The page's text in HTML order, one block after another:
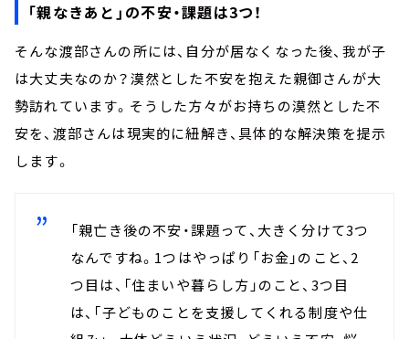
「親なきあと」の不安・課題は3つ！
そんな渡部さんの所には、自分が居なくなった後、我が子
は大丈夫なのか？漠然とした不安を抱えた親御さんが大
勢訪れています。そうした方々がお持ちの漠然とした不
安を、渡部さんは現実的に紐解き、具体的な解決策を提示
します。
「親亡き後の不安・課題って、大きく分けて3つ
なんですね。1つはやっぱり「お金」のこと、2
つ目は、「住まいや暮らし方」のこと、3つ目
は、「子どものことを支援してくれる制度や仕